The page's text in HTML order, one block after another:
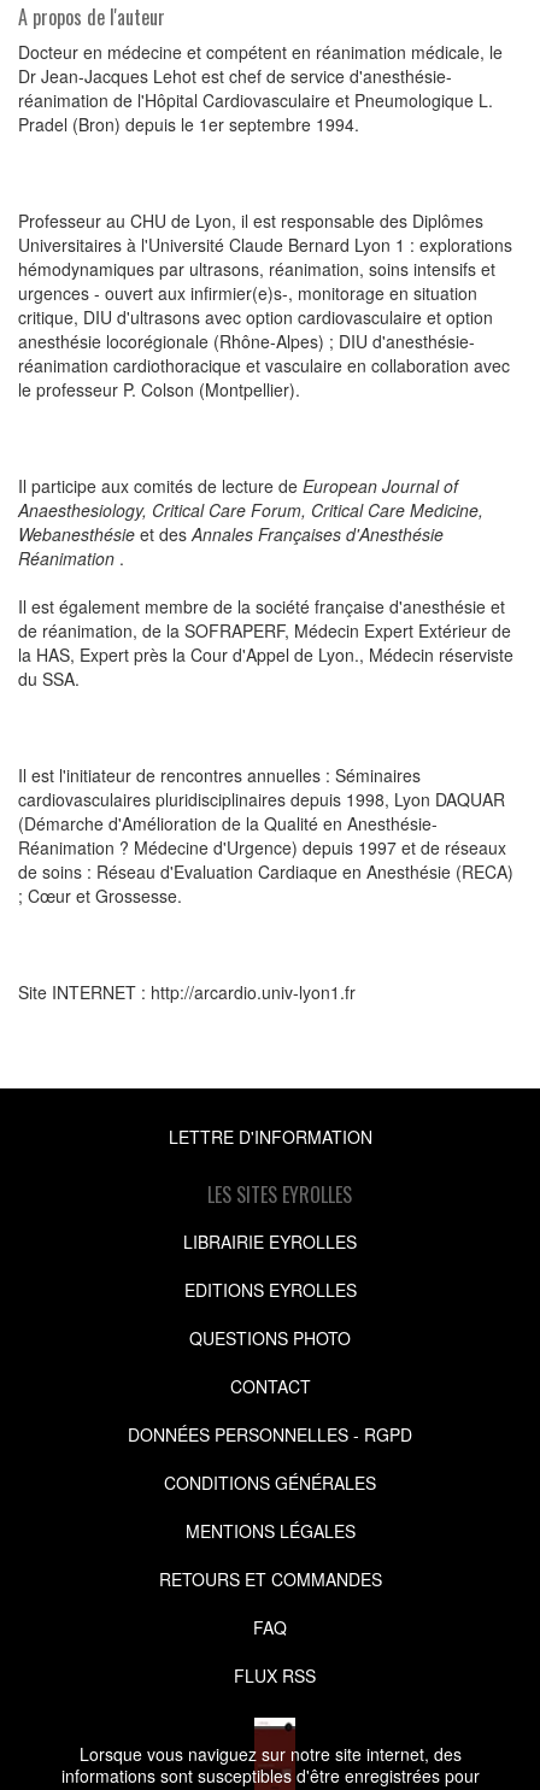
Lorsque vous naviguez sur notre site internet, des
informations sont susceptibles d'être enregistrées pour
A propos de l'auteur
Docteur en médecine et compétent en réanimation médicale, le
Dr Jean-Jacques Lehot est chef de service d'anesthésie-
réanimation de l'Hôpital Cardiovasculaire et Pneumologique L.
Pradel (Bron) depuis le 1er septembre 1994.
Professeur au CHU de Lyon, il est responsable des Diplômes
Universitaires à l'Université Claude Bernard Lyon 1 : explorations
hémodynamiques par ultrasons, réanimation, soins intensifs et
urgences - ouvert aux infirmier(e)s-, monitorage en situation
critique, DIU d'ultrasons avec option cardiovasculaire et option
anesthésie locorégionale (Rhône-Alpes) ; DIU d'anesthésie-
réanimation cardiothoracique et vasculaire en collaboration avec
le professeur P. Colson (Montpellier).
Il participe aux comités de lecture de European Journal of
Anaesthesiology, Critical Care Forum, Critical Care Medicine,
Webanesthésie et des Annales Françaises d'Anesthésie
Réanimation .
Il est également membre de la société française d'anesthésie et
de réanimation, de la SOFRAPERF, Médecin Expert Extérieur de
la HAS, Expert près la Cour d'Appel de Lyon., Médecin réserviste
du SSA.
Il est l'initiateur de rencontres annuelles : Séminaires
cardiovasculaires pluridisciplinaires depuis 1998, Lyon DAQUAR
(Démarche d'Amélioration de la Qualité en Anesthésie-
Réanimation ? Médecine d'Urgence) depuis 1997 et de réseaux
de soins : Réseau d'Evaluation Cardiaque en Anesthésie (RECA)
; Cœur et Grossesse.
Site INTERNET : http://arcardio.univ-lyon1.fr
LETTRE D'INFORMATION
LES SITES EYROLLES
LIBRAIRIE EYROLLES
EDITIONS EYROLLES
QUESTIONS PHOTO
CONTACT
DONNÉES PERSONNELLES - RGPD
CONDITIONS GÉNÉRALES
MENTIONS LÉGALES
RETOURS ET COMMANDES
FAQ
FLUX RSS